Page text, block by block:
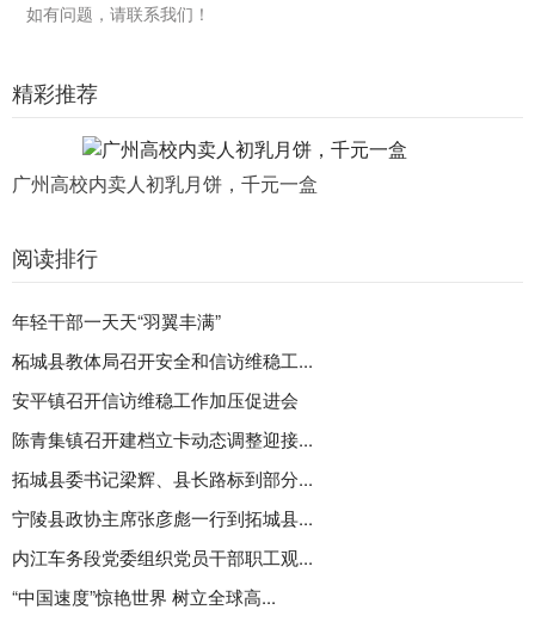
如有问题，请联系我们！
精彩推荐
广州高校内卖人初乳月饼，千元一盒
阅读排行
年轻干部一天天“羽翼丰满”
柘城县教体局召开安全和信访维稳工...
安平镇召开信访维稳工作加压促进会
陈青集镇召开建档立卡动态调整迎接...
拓城县委书记梁辉、县长路标到部分...
宁陵县政协主席张彦彪一行到拓城县...
内江车务段党委组织党员干部职工观...
“中国速度”惊艳世界 树立全球高...